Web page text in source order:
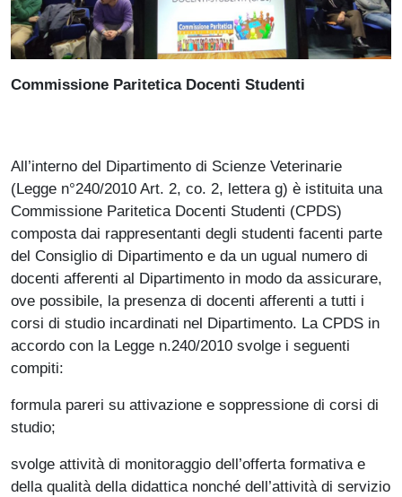
Commissione Paritetica Docenti Studenti
All’interno del Dipartimento di Scienze Veterinarie
(Legge n°240/2010 Art. 2, co. 2, lettera g) è istituita una
Commissione Paritetica Docenti Studenti (CPDS)
composta dai rappresentanti degli studenti facenti parte
del Consiglio di Dipartimento e da un ugual numero di
docenti afferenti al Dipartimento in modo da assicurare,
ove possibile, la presenza di docenti afferenti a tutti i
corsi di studio incardinati nel Dipartimento. La CPDS in
accordo con la Legge n.240/2010 svolge i seguenti
compiti:
formula pareri su attivazione e soppressione di corsi di
studio;
svolge attività di monitoraggio dell’offerta formativa e
della qualità della didattica nonché dell’attività di servizio